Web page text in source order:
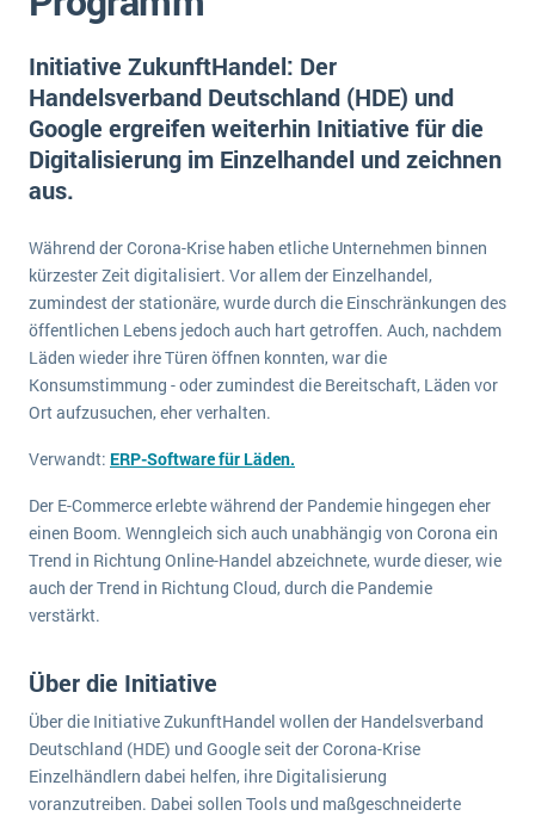
Vergleich
Auswahl
Einführung
Service und Wartung
E-commerce
Einzelhandel
Finanzen
Grosshandel
Handel
Health Care
IKT
Installation
Landwirtschaft
Maschinenbau
NGO
Lebensmittelindustrie
Logistik
Produktion
Immobilien
Vermietung
Versorgung
Die 4 Komponenten eines CRM-Systems
5 Funktionen einer ERP-Software für Konzerne
Was ist Data Mining? - Ein Leitfaden für Unternehmen
Mehr über ERP-Software
ERP Wissenszentrum
Ein WMS implementieren: Das sind die 6
wichtigsten Punkte, die es zu beachten gilt
Service Level Agreements (SLA) und ERP: Was muss man wissen?
Digitale Arbeitsaufträge in Ihrem ERP- oder FSM-System: clever und effizient
MEHR ÜBER ERP-SOFTWARE
Offene Stellen bei ERP-Lieferanten
Über uns
DSGVO/GDPR
Impressum
Kontakt
Initiative ZukunftHandel: Der
Handelsverband Deutschland (HDE) und
Google ergreifen weiterhin Initiative für die
Digitalisierung im Einzelhandel und zeichnen
aus.
Während der Corona-Krise haben etliche Unternehmen binnen
kürzester Zeit digitalisiert. Vor allem der Einzelhandel,
zumindest der stationäre, wurde durch die Einschränkungen des
öffentlichen Lebens jedoch auch hart getroffen. Auch, nachdem
Läden wieder ihre Türen öffnen konnten, war die
Konsumstimmung - oder zumindest die Bereitschaft, Läden vor
Ort aufzusuchen, eher verhalten.
Verwandt: ERP-Software für Läden.
Der E-Commerce erlebte während der Pandemie hingegen eher
einen Boom. Wenngleich sich auch unabhängig von Corona ein
Trend in Richtung Online-Handel abzeichnete, wurde dieser, wie
auch der Trend in Richtung Cloud, durch die Pandemie
verstärkt.
Über die Initiative
Über die Initiative ZukunftHandel wollen der Handelsverband
Deutschland (HDE) und Google seit der Corona-Krise
Einzelhändlern dabei helfen, ihre Digitalisierung
voranzutreiben. Dabei sollen Tools und maßgeschneiderte